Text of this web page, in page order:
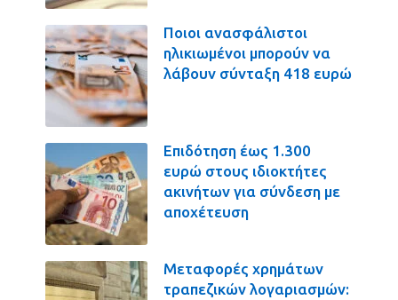
Ποιοι ανασφάλιστοι
ηλικιωμένοι μπορούν να
λάβουν σύνταξη 418 ευρώ
Επιδότηση έως 1.300
ευρώ στους ιδιοκτήτες
ακινήτων για σύνδεση με
αποχέτευση
Μεταφορές χρημάτων
τραπεζικών λογαριασμών: